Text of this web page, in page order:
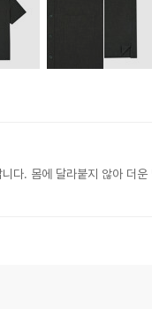
다. 몸에 달라붙지 않아 더